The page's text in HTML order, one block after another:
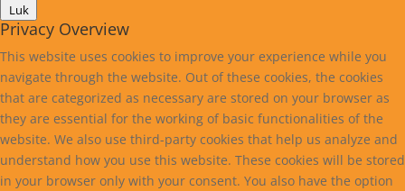
Luk
Privacy Overview
This website uses cookies to improve your experience while you
navigate through the website. Out of these cookies, the cookies
that are categorized as necessary are stored on your browser as
they are essential for the working of basic functionalities of the
website. We also use third-party cookies that help us analyze and
understand how you use this website. These cookies will be stored
in your browser only with your consent. You also have the option